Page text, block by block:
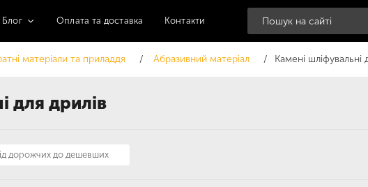
для дрилів
Блог Оплата та доставка Контакти
матеріали та приладдя Абразивний матеріал Камені шліфувальні
дорожчих до дешевших